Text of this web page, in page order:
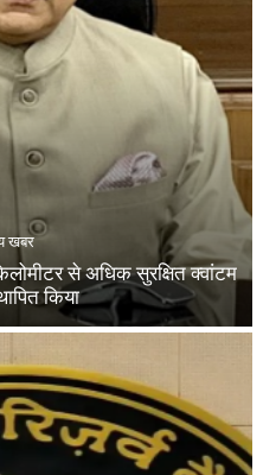
खबर
से अधिक सुरक्षित क्वांटम
किया